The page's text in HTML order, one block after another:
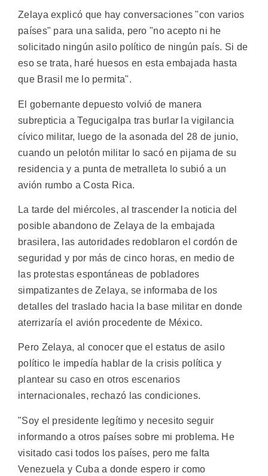
Zelaya explicó que hay conversaciones "con varios
países" para una salida, pero "no acepto ni he
solicitado ningún asilo político de ningún país. Si de
eso se trata, haré huesos en esta embajada hasta
que Brasil me lo permita".
El gobernante depuesto volvió de manera
subrepticia a Tegucigalpa tras burlar la vigilancia
cívico militar, luego de la asonada del 28 de junio,
cuando un pelotón militar lo sacó en pijama de su
residencia y a punta de metralleta lo subió a un
avión rumbo a Costa Rica.
La tarde del miércoles, al trascender la noticia del
posible abandono de Zelaya de la embajada
brasilera, las autoridades redoblaron el cordón de
seguridad y por más de cinco horas, en medio de
las protestas espontáneas de pobladores
simpatizantes de Zelaya, se informaba de los
detalles del traslado hacia la base militar en donde
aterrizaría el avión procedente de México.
Pero Zelaya, al conocer que el estatus de asilo
político le impedía hablar de la crisis política y
plantear su caso en otros escenarios
internacionales, rechazó las condiciones.
"Soy el presidente legítimo y necesito seguir
informando a otros países sobre mi problema. He
visitado casi todos los países, pero me falta
Venezuela y Cuba a donde espero ir como